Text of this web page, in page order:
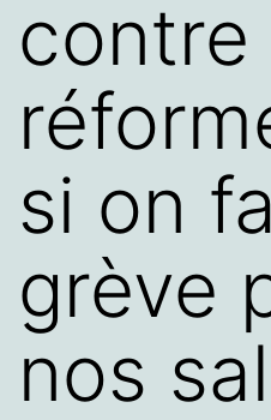
contre
si on
grève
nos